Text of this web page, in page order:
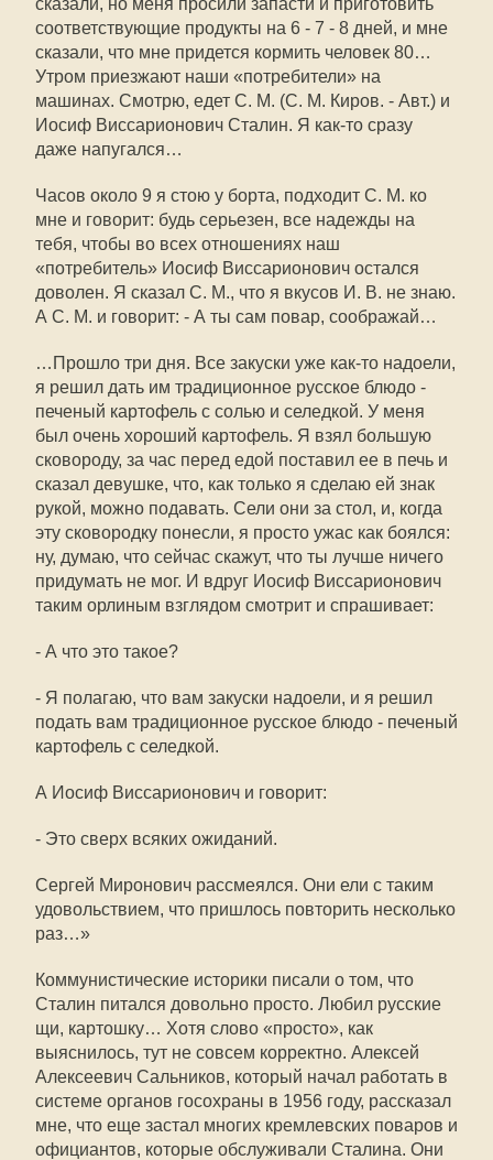
сказали, но меня просили запасти и приготовить
соответствующие продукты на 6 - 7 - 8 дней, и мне
сказали, что мне придется кормить человек 80…
Утром приезжают наши «потребители» на
машинах. Смотрю, едет С. М. (С. М. Киров. - Авт.) и
Иосиф Виссарионович Сталин. Я как-то сразу
даже напугался…
Часов около 9 я стою у борта, подходит С. М. ко
мне и говорит: будь серьезен, все надежды на
тебя, чтобы во всех отношениях наш
«потребитель» Иосиф Виссарионович остался
доволен. Я сказал С. М., что я вкусов И. В. не знаю.
А С. М. и говорит: - А ты сам повар, соображай…
…Прошло три дня. Все закуски уже как-то надоели,
я решил дать им традиционное русское блюдо -
печеный картофель с солью и селедкой. У меня
был очень хороший картофель. Я взял большую
сковороду, за час перед едой поставил ее в печь и
сказал девушке, что, как только я сделаю ей знак
рукой, можно подавать. Сели они за стол, и, когда
эту сковородку понесли, я просто ужас как боялся:
ну, думаю, что сейчас скажут, что ты лучше ничего
придумать не мог. И вдруг Иосиф Виссарионович
таким орлиным взглядом смотрит и спрашивает:
- А что это такое?
- Я полагаю, что вам закуски надоели, и я решил
подать вам традиционное русское блюдо - печеный
картофель с селедкой.
А Иосиф Виссарионович и говорит:
- Это сверх всяких ожиданий.
Сергей Миронович рассмеялся. Они ели с таким
удовольствием, что пришлось повторить несколько
раз…»
Коммунистические историки писали о том, что
Сталин питался довольно просто. Любил русские
щи, картошку… Хотя слово «просто», как
выяснилось, тут не совсем корректно. Алексей
Алексеевич Сальников, который начал работать в
системе органов ­госохраны в 1956 году, рассказал
мне, что еще застал многих кремлевских поваров и
официантов, которые обслуживали Сталина. Они